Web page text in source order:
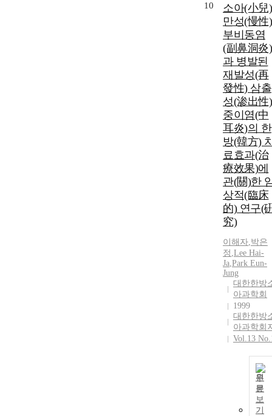
10
소아(小兒)
만성(慢性)
부비동염
(副鼻洞炎)
과 병발된
재발성(再
發性) 삼출
성(渗出性)
중이염(中
耳炎)의 한
방(韓方)
료효과(治
療效果)에
관(關)한
상적(臨床
的) 연구(
究)
이해자,박은
정 ,Lee Hai-
Ja,Park Eun-
Jung
대한한방
아과학회
1999
대한한방
아과학회
Vol.13
원
문
보
기